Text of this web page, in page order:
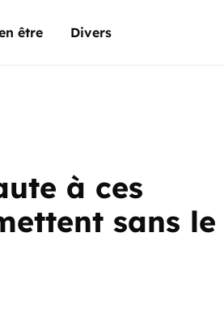
être Divers
à ces
sans le